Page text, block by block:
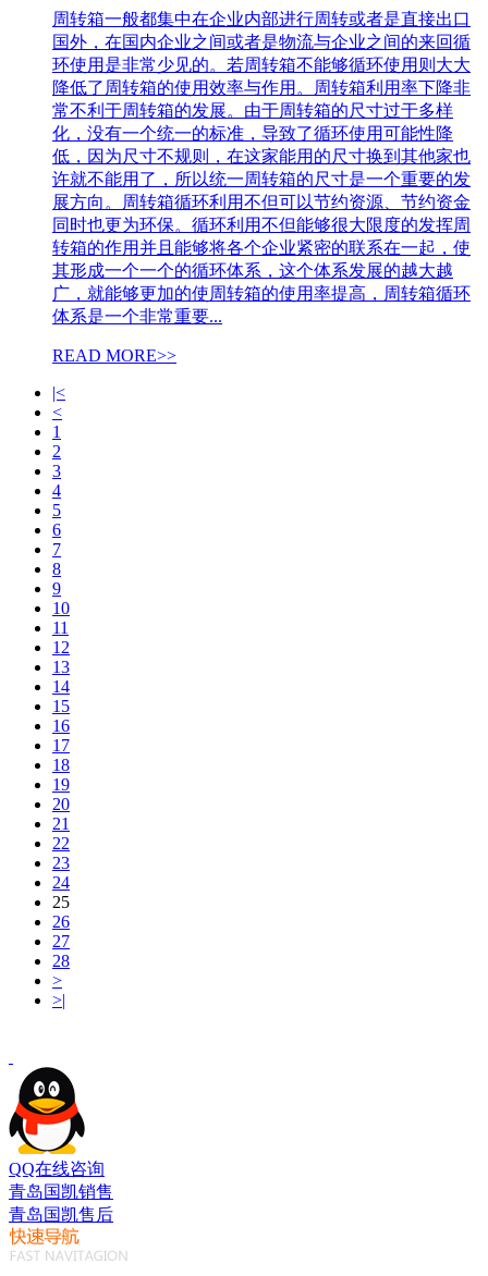
周转箱一般都集中在企业内部进行周转或者是直接出口
国外，在国内企业之间或者是物流与企业之间的来回循
环使用是非常少见的。若周转箱不能够循环使用则大大
降低了周转箱的使用效率与作用。周转箱利用率下降非
常不利于周转箱的发展。由于周转箱的尺寸过于多样
化，没有一个统一的标准，导致了循环使用可能性降
低，因为尺寸不规则，在这家能用的尺寸换到其他家也
许就不能用了，所以统一周转箱的尺寸是一个重要的发
展方向。周转箱循环利用不但可以节约资源、节约资金
同时也更为环保。循环利用不但能够很大限度的发挥周
转箱的作用并且能够将各个企业紧密的联系在一起，使
其形成一个一个的循环体系，这个体系发展的越大越
广，就能够更加的使周转箱的使用率提高，周转箱循环
体系是一个非常重要...
READ MORE>>
|<
<
1
2
3
4
5
6
7
8
9
10
11
12
13
14
15
16
17
18
19
20
21
22
23
24
25
26
27
28
>
>|
QQ在线咨询
青岛国凯销售
青岛国凯售后